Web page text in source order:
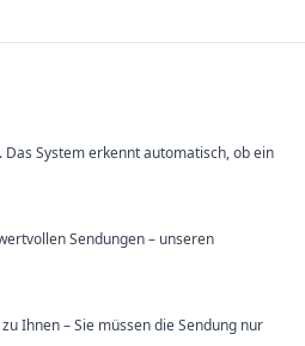
System erkennt automatisch, ob ein
Sendungen – unseren
Ihnen – Sie müssen die Sendung nur